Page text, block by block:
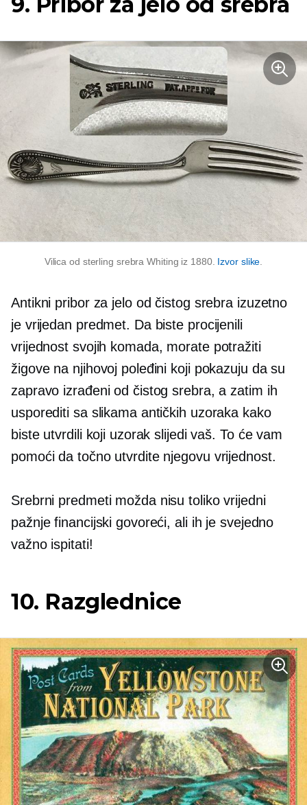
Vilica od sterling srebra Whiting iz 1880. Izvor slike
Antikni pribor za jelo od čistog srebra izuzetno
je vrijedan predmet. Da biste procijenili
vrijednost svojih komada, morate potražiti
žigove na njihovoj poleđini koji pokazuju da su
zapravo izrađeni od čistog srebra, a zatim ih
usporediti sa slikama antičkih uzoraka kako
biste utvrdili koji uzorak slijedi vaš. To će vam
pomoći da točno utvrdite njegovu vrijednost.
Srebrni predmeti možda nisu toliko vrijedni
pažnje financijski govoreći, ali ih je svejedno
važno ispitati!
10. Razglednice